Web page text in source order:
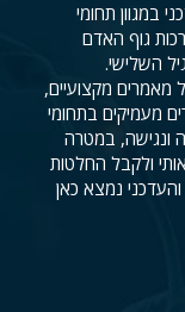
במגוון תחומי
גוף האדם
השלישי.
מאמרים מקצועיים,
מעמיקים בתחומי
ונגישה, במטרה
ולקבל החלטות
נמצא כאן